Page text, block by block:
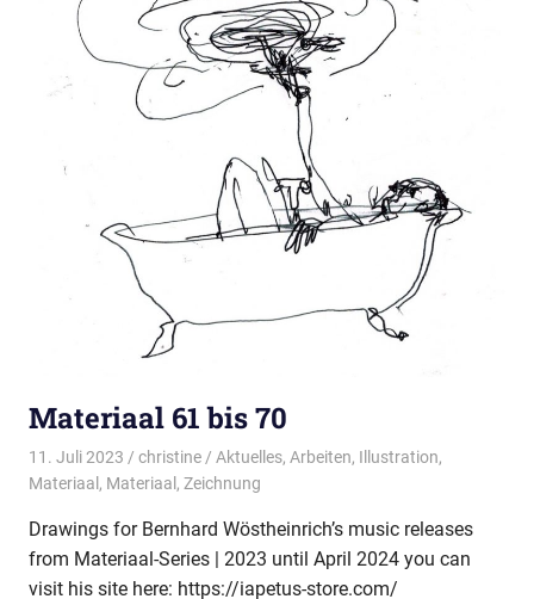
Materiaal 61 bis 70
11. Juli 2023 christine Aktuelles, Arbeiten, Illustration,
Materiaal , Materiaal , Zeichnung
Drawings for Bernhard Wöstheinrich’s music releases
from Materiaal-Series | 2023 until April 2024 you can
visit his site here: https://iapetus-store.com/